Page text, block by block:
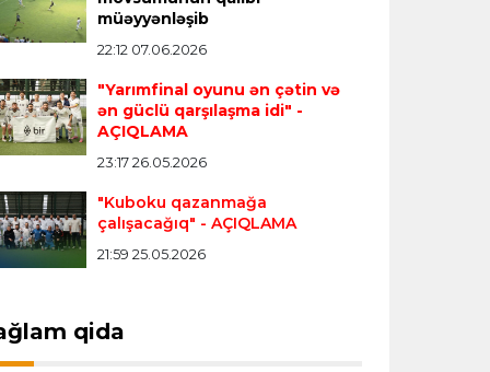
23:18 06.08.2026
tarixinin ən bahalı transferini
P.L. 23:14 06.08.2026
Pato İngiltərə klubunun
olacaq
23:08 06.08.2026
tapdı
müəyyənləşib
22:12 07.06.2026
"Yarımfinal oyunu ən çətin və
ən güclü qarşılaşma idi" -
AÇIQLAMA
23:17 26.05.2026
"Kuboku qazanmağa
çalışacağıq" - AÇIQLAMA
21:59 25.05.2026
qida